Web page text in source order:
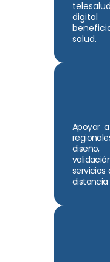
digital
salud.
Apoyar
diseño,
servicios
distancia